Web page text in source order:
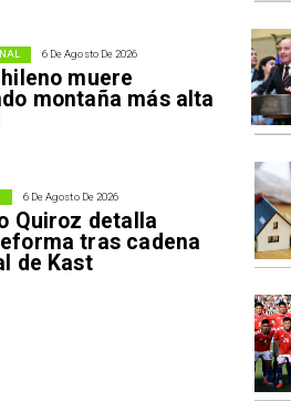
6 De Agosto De 2026
muere
montaña más alta
6 De Agosto De 2026
Quiroz detalla
tras cadena
de Kast